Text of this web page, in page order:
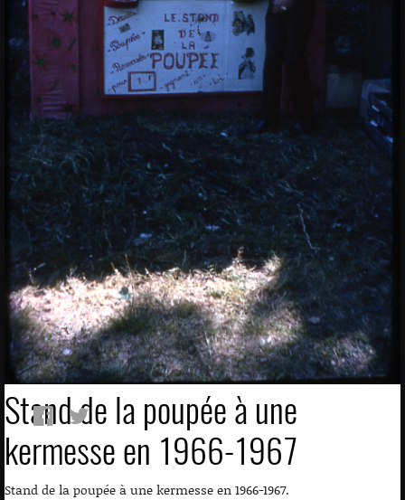
Stand de la poupée à une
kermesse en 1966-1967
Stand de la poupée à une kermesse en 1966-1967.